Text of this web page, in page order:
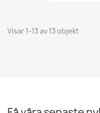
Visar 1-13 av 13 objekt